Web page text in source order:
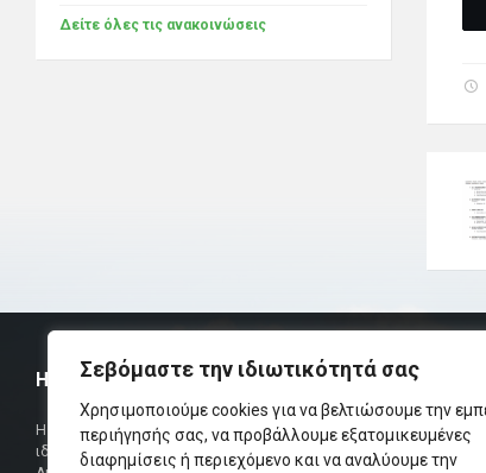
Σεβόμαστε την ιδιωτικότητά σας
Χρησιμοποιούμε cookies για να βελτιώσουμε την
περιήγησής σας, να προβάλλουμε εξατομικευμένες
διαφημίσεις ή περιεχόμενο και να αναλύουμε την
Δείτε όλες τις ανακοινώσεις
Η ΟΜΟΣΠΟΝΔΙΑ
Η Ομοσπονδία Σωματείων Επαρχίας Αμαρίου
ιδρύθηκε και πήρε τη θέση της Ένωσης